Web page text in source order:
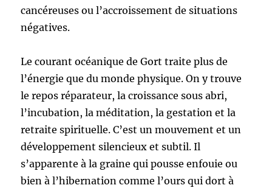
cancéreuses ou l’accroissement de situations
négatives.
Le courant océanique de Gort traite plus de
l’énergie que du monde physique. On y trouve
le repos réparateur, la croissance sous abri,
l’incubation, la méditation, la gestation et la
retraite spirituelle. C’est un mouvement et un
développement silencieux et subtil. Il
s’apparente à la graine qui pousse enfouie ou
bien à l’hibernation comme l’ours qui dort à